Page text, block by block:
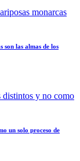
son las almas de los
un solo proceso de